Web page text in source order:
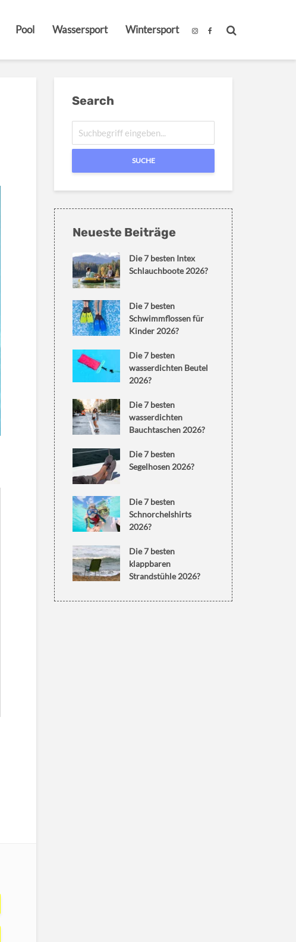
Pool Wassersport Wintersport
Search
SUCHE
Neueste Beiträge
Die 7 besten Intex
Schlauchboote 2026?
Die 7 besten
Schwimmflossen für
Kinder 2026?
Die 7 besten
wasserdichten Beutel
2026?
Die 7 besten
wasserdichten
Bauchtaschen 2026?
Die 7 besten
Segelhosen 2026?
Die 7 besten
Schnorchelshirts
2026?
Die 7 besten
klappbaren
Strandstühle 2026?